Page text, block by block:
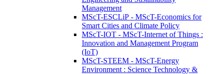
Management
MScT-ESCLiP - MScT-Economics for
Smart Cities and Climate Policy
MScT-IOT - MScT-Internet of Things :
Innovation and Management Program
(IoT)
MScT-STEEM - MScT-Energy
Environment : Science Technology &